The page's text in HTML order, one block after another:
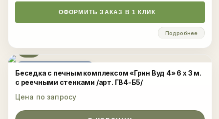
ОФОРМИТЬ ЗАКАЗ В 1 КЛИК
Подробнее
Беседка с печным комплексом «Грин Вуд 4» 6 х 3 м.
с реечными стенками /арт. ГВ4-Б5/
Цена по запросу